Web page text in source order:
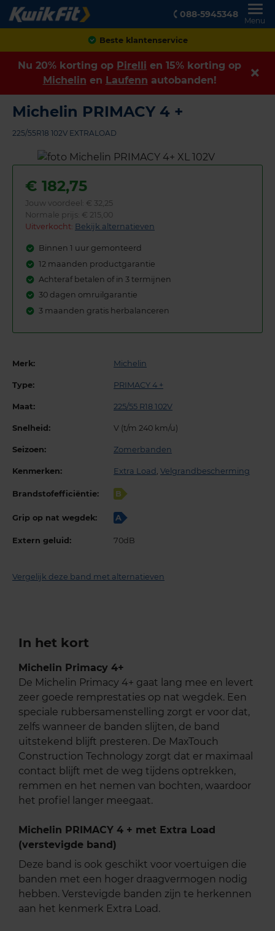
088-5945348
Menu
Achteraf betalen
Nu 20% korting op Pirelli en 15% korting op
Michelin en Laufenn autobanden!
Michelin PRIMACY 4 +
225/55R18 102V EXTRALOAD
€ 182,75
Jouw voordeel: € 32,25
Normale prijs: € 215,00
Uitverkocht: Bekijk alternatieven
Binnen 1 uur gemonteerd
12 maanden productgarantie
Achteraf betalen of in 3 termijnen
30 dagen omruilgarantie
3 maanden gratis herbalanceren
Merk: Michelin
Type: PRIMACY 4 +
Maat: 225/55 R18 102V
Snelheid: V (t/m 240 km/u)
Seizoen: Zomerbanden
Kenmerken: Extra Load , Velgrandbescherming
Brandstofefficiëntie: B
Grip op nat wegdek: A
Extern geluid: 70dB
Vergelijk deze band met alternatieven
In het kort
Michelin Primacy 4+
De Michelin Primacy 4+ gaat lang mee en levert
zeer goede remprestaties op nat wegdek. Een
speciale rubbersamenstelling zorgt er voor dat,
zelfs wanneer de banden slijten, de band
uitstekend blijft presteren. De MaxTouch
Construction Technology zorgt dat er maximaal
contact blijft met de weg tijdens optrekken,
remmen en het nemen van bochten, waardoor
het profiel langer meegaat.
Michelin PRIMACY 4 + met Extra Load
(verstevigde band)
Deze band is ook geschikt voor voertuigen die
banden met een hoger draagvermogen nodig
hebben. Verstevigde banden zijn te herkennen
aan het kenmerk Extra Load.